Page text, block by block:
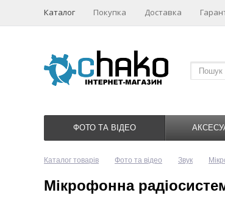
Каталог Покупка Доставка
ФОТО ТА ВІДЕО
Каталог товарів Фото та відео Звук
Мікрофонна